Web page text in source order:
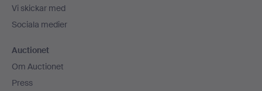
Vi skickar med
Sociala medier
Auctionet
Om Auctionet
Press